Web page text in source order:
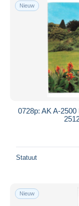
Nieuw
0728p: AK A-
Statuut
Nieuw